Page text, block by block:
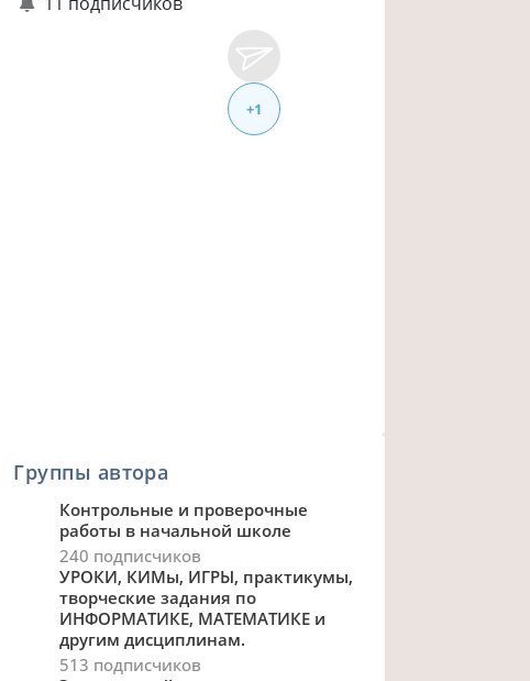
+1
Группы автора
Контрольные и проверочные
работы в начальной школе
240 подписчиков
УРОКИ, КИМы, ИГРЫ, практикумы,
творческие задания по
ИНФОРМАТИКЕ, МАТЕМАТИКЕ и
другим дисциплинам.
513 подписчиков